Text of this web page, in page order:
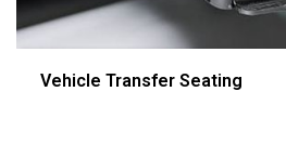
Vehicle Transfer Seating